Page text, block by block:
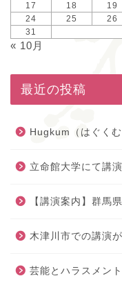
17
18 19
24
25 26
31
« 10月
最近の投稿
Hugkum（はぐく
立命館大学にて講演
【講演案内】群馬
木津川市での講演
芸能とハラスメン